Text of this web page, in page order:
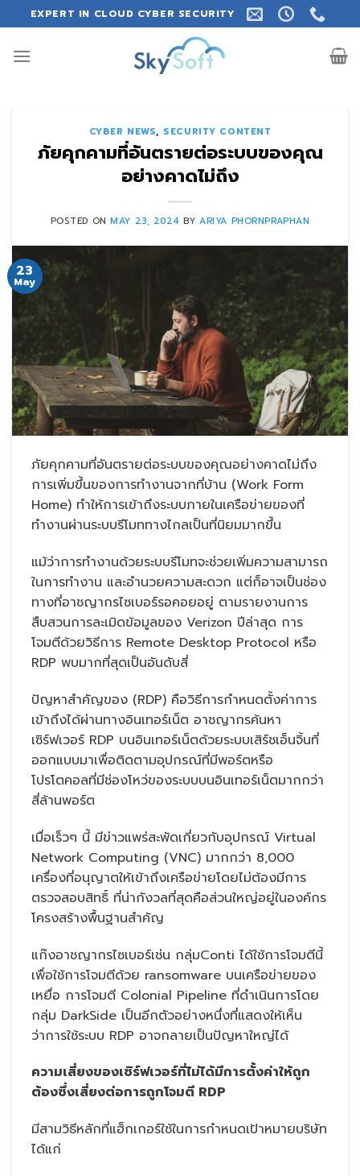
to
content
EXPERT IN CLOUD CYBER SECURITY
CYBER NEWS, SECURITY CONTENT
ภัยคุกคามที่อันตรายต่อระบบของคุณ
อย่างคาดไม่ถึง
POSTED ONMAY 23, 2024 BYARIYA PHORNPRAPHAN
23
May
ภัยคุกคามที่อันตรายต่อระบบของคุณอย่างคาดไม่ถึง
การเพิ่มขึ้นของการทำงานจากที่บ้าน (Work Form
Home) ทำให้การเข้าถึงระบบภายในเครือข่ายของที่
ทำงานผ่านระบบรีโมททางไกลเป็นที่นิยมมากขึ้น
แม้ว่าการทำงานด้วยระบบรีโมทจะช่วยเพิ่มความสามารถ
ในการทำงาน และอำนวยความสะดวก แต่ก็อาจเป็นช่อง
ทางที่อาชญากรไซเบอร์รอคอยอยู่ ตามรายงานการ
สืบสวนการละเมิดข้อมูลของ Verizon ปีล่าสุด การ
โจมตีด้วยวิธีการ Remote Desktop Protocol หรือ
RDP พบมากที่สุดเป็นอันดับสี่
ปัญหาสำคัญของ (RDP) คือวิธีการกำหนดตั้งค่าการ
เข้าถึงได้ผ่านทางอินเทอร์เน็ต อาชญากรค้นหา
เซิร์ฟเวอร์ RDP บนอินเทอร์เน็ตด้วยระบบเสิร์ชเอ็นจิ้นที่
ออกแบบมาเพื่อติดตามอุปกรณ์ที่มีพอร์ตหรือ
โปรโตคอลที่มีช่องโหว่ของระบบบนอินเทอร์เน็ตมากกว่า
สี่ล้านพอร์ต
เมื่อเร็วๆ นี้ มีข่าวแพร่สะพัดเกี่ยวกับอุปกรณ์ Virtual
Network Computing (VNC) มากกว่า 8,000
เครื่องที่อนุญาตให้เข้าถึงเครือข่ายโดยไม่ต้องมีการ
ตรวจสอบสิทธิ์ ที่น่ากังวลที่สุดคือส่วนใหญ่อยู่ในองค์กร
โครงสร้างพื้นฐานสำคัญ
แก๊งอาชญากรไซเบอร์เช่น กลุ่มConti ได้ใช้การโจมตีนี้
เพื่อใช้การโจมตีด้วย ransomware บนเครือข่ายของ
เหยื่อ การโจมตี Colonial Pipeline ที่ดำเนินการโดย
กลุ่ม DarkSide เป็นอีกตัวอย่างหนึ่งที่แสดงให้เห็น
ว่าการใช้ระบบ RDP อาจกลายเป็นปัญหาใหญ่ได้
ความเสี่ยงของเซิร์ฟเวอร์ที่ไม่ได้มีการตั้งค่าให้ถูก
ต้องซึ่งเสี่ยงต่อการถูกโจมตี RDP
มีสามวิธีหลักที่แฮ็กเกอร์ใช้ในการกำหนดเป้าหมายบริษัท
ได้แก่